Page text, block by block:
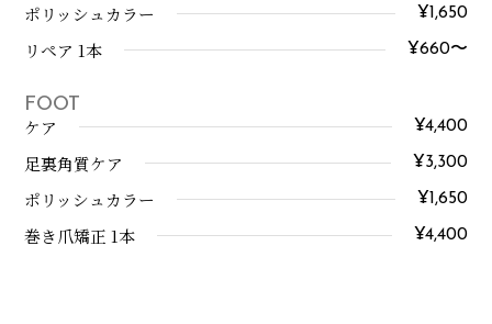
ポリッシュカラー ¥1,650
リペア 1本 ¥660〜
FOOT
ケア ¥4,400
足裏角質ケア ¥3,300
ポリッシュカラー ¥1,650
巻き爪矯正 1本 ¥4,400